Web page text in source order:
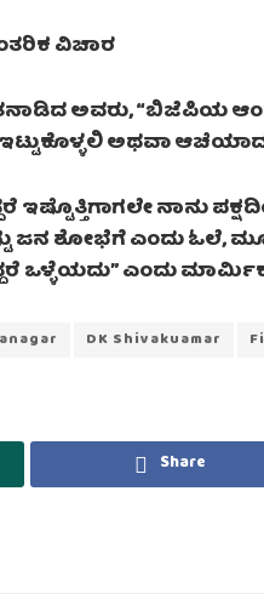
ವಿಚಾರ
ಅವರು, “ಬಿಜೆಪಿಯ
ಇಟ್ಟುಕೊಳ್ಳಲಿ ಅಥವಾ
ಇಷ್ಟೊತ್ತಿಗಾಗಲೇ ನಾನು
ಜನ ಶೋಭೆಗೆ ಎಂದು ಓಲೆ,
ಒಳ್ಳೆಯದು” ಎಂದು
DK Shivakuamar
Share